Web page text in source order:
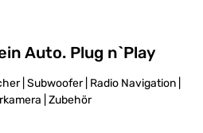
Auto. Plug n`Play
| Subwoofer | Radio Navigation |
| Zubehör